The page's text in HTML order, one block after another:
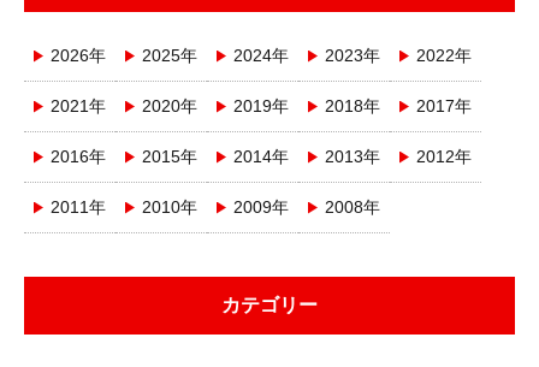
2026年 2025年 2024年 2023年 2022年
2021年 2020年 2019年 2018年 2017年
2016年 2015年 2014年 2013年 2012年
2011年 2010年 2009年 2008年
カテゴリー